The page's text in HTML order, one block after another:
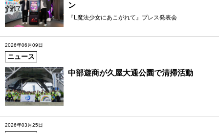
ン
『L魔法少女にあこがれて』プレス発表会
2026年06月09日
ニュース
中部遊商が久屋大通公園で清掃活動
2026年03月25日